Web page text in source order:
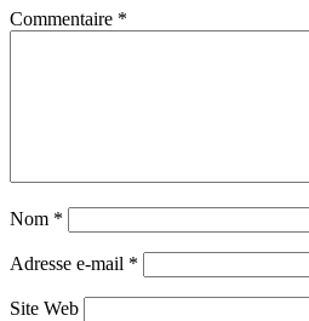
Commentaire *
Nom *
Adresse e-mail *
Site Web